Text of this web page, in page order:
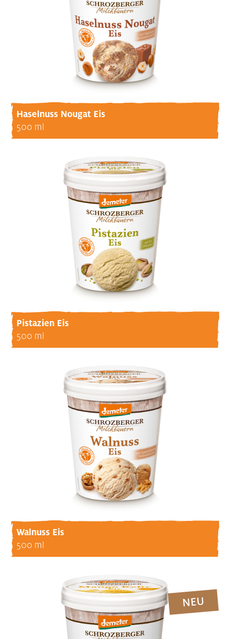
Haselnuss Nougat Eis
500 ml
Pistazien Eis
500 ml
Walnuss Eis
500 ml